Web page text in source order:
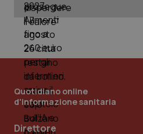
Quotidiano online
d'informazione sanitaria
Direttore
tracking-sites-ironfish-
_ga